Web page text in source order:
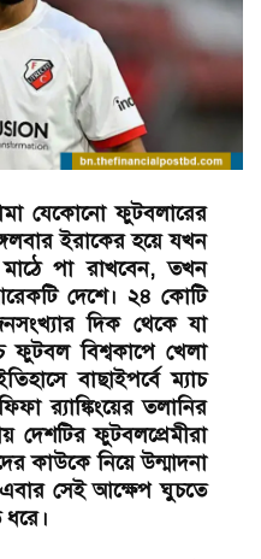
যেকোনো ফুটবলারের
ইরাকের হয়ে যখন
পা রাখবেন, তখন
দেশে। ২৪ কোটি
দিক থেকে যা
ফুটবল বিশ্বকাপে খেলা
বাছাইপর্বে ম্যাচ
র‍্যাঙ্কিংয়ের তলানির
দেশটির ফুটবলপ্রেমীরা
কাউকে নিয়ে উন্মাদনা
সেই আক্ষেপ ঘুচতে
ধরে।